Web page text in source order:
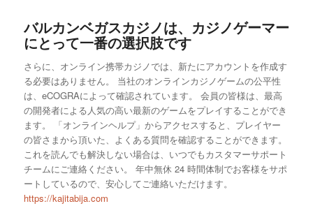
バルカンベガスカジノは、カジノゲーマー
にとって一番の選択肢です
さらに、オンライン携帯カジノでは、新たにアカウントを作成す
る必要はありません。 当社のオンラインカジノゲームの公平性
は、eCOGRAによって確認されています。 会員の皆様は、最高
の開発者による人気の高い最新のゲームをプレイすることができ
ます。 「オンラインヘルプ」からアクセスすると、プレイヤー
の皆さまから頂いた、よくある質問を確認することができます。
これを読んでも解決しない場合は、いつでもカスタマーサポート
チームにご連絡ください。 年中無休 24 時間体制でお客様をサポ
ートしているので、安心してご連絡いただけます。
https://kajitabija.com